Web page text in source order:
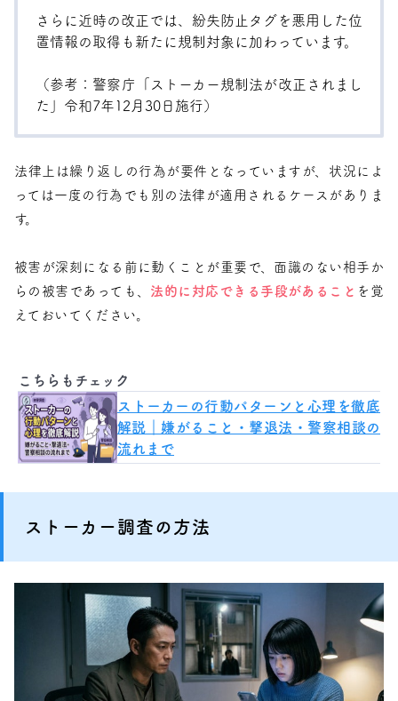
さらに近時の改正では、紛失防止タグを悪用した位
置情報の取得も新たに規制対象に加わっています。
（参考：警察庁「
ストーカー規制法が改正されまし
た
」令和7年12月30日施行）
法律上は繰り返しの行為が要件となっていますが、状況によ
っては一度の行為でも別の法律が適用されるケースがありま
す。
被害が深刻になる前に動くことが重要で、面識のない相手か
らの被害であっても、 法的に対応できる手段があること を覚
えておいてください。
こちらもチェック
ストーカーの行動パターンと心理を徹底
解説｜嫌がること・撃退法・警察相談の
流れまで
ストーカー調査の方法